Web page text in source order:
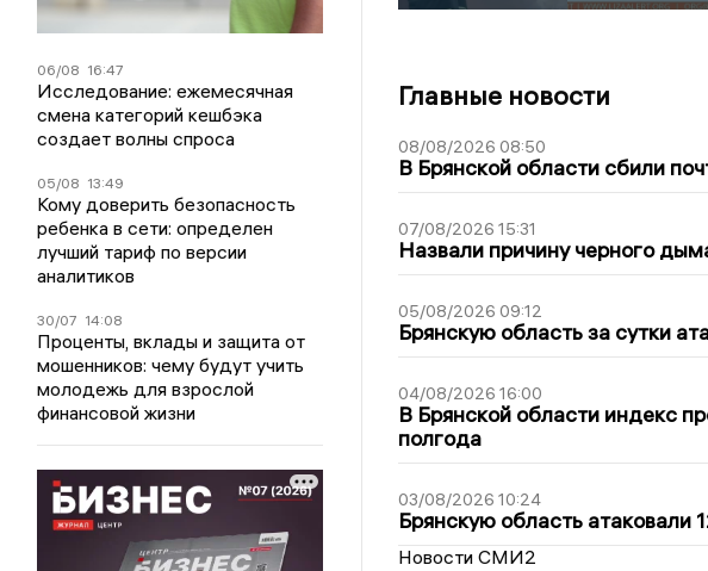
06/08 16:47
Исследование: ежемесячная
смена категорий кешбэка
создает волны спроса
05/08 13:49
Кому доверить безопасность
ребенка в сети: определен
лучший тариф по версии
аналитиков
30/07 14:08
Проценты, вклады и защита от
мошенников: чему будут учить
молодежь для взрослой
финансовой жизни
Главные новости
08/08/2026 08:50
В Брянской области сбили
07/08/2026 15:31
Назвали причину черного
05/08/2026 09:12
Брянскую область за сутки
04/08/2026 16:00
В Брянской области индекс
полгода
03/08/2026 10:24
Брянскую область атаковали
Новости СМИ2